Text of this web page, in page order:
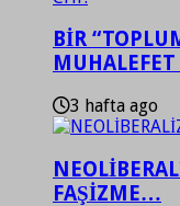
BİR
3 hafta ago
FAŞİZME…